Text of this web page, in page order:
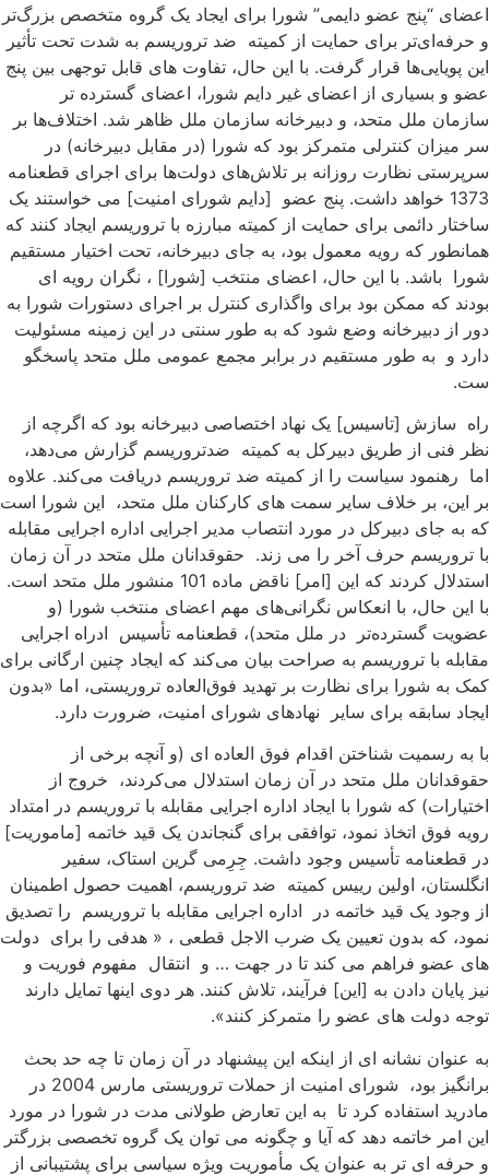
“پنج عضو دایمی” شورا برای ایجاد یک گروه متخصص بزرگ‌تر
حرفه‌ای‌تر برای حمایت از کمیته ضد تروریسم به شدت تحت تأثیر
پویایی‌ها قرار گرفت. با این حال، تفاوت های قابل توجهی بین پنج
و بسیاری از اعضای غیر دایم شورا، اعضای گسترده تر
ملل متحد، و دبیرخانه سازمان ملل ظاهر شد. اختلاف‌ها بر
میزان کنترلی متمرکز بود که شورا (در مقابل دبیرخانه) در
نظارت روزانه بر تلاش‌های دولت‌ها برای اجرای قطعنامه
1373 خواهد داشت. پنج عضو [دایم شورای امنیت] می خواستند یک
دائمی برای حمایت از کمیته مبارزه با تروریسم ایجاد کنند که
که رویه معمول بود، به جای دبیرخانه، تحت اختیار مستقیم
باشد. با این حال، اعضای منتخب [شورا] ، نگران رویه ای
که ممکن بود برای واگذاری کنترل بر اجرای دستورات شورا به
از دبیرخانه وضع شود که به طور سنتی در این زمینه مسئولیت
و به طور مستقیم در برابر مجمع عمومی ملل متحد پاسخگو
سازش [تاسیس] یک نهاد اختصاصی دبیرخانه بود که اگرچه از
فنی از طریق دبیرکل به کمیته ضدتروریسم گزارش می‌دهد،
رهنمود سیاست را از کمیته ضد تروریسم دریافت می‌کند. علاوه
این، بر خلاف سایر سمت های کارکنان ملل متحد، این شورا است
به جای دبیرکل در مورد انتصاب مدیر اجرایی اداره اجرایی مقابله
تروریسم حرف آخر را می زند. حقوقدانان ملل متحد در آن زمان
استدلال کردند که این [امر] ناقض ماده 101 منشور ملل متحد است.
این حال، با انعکاس نگرانی‌های مهم اعضای منتخب شورا (و
گسترده‌تر در ملل متحد)، قطعنامه تأسیس ادراه اجرایی
با تروریسم به صراحت بیان می‌کند که ایجاد چنین ارگانی برای
به شورا برای نظارت بر تهدید فوق‌العاده تروریستی، اما «بدون
سابقه برای سایر نهادهای شورای امنیت، ضرورت دارد.
به رسمیت شناختن اقدام فوق العاده ای (و آنچه برخی از
ملل متحد در آن زمان استدلال می‌کردند، خروج از
که شورا با ایجاد اداره اجرایی مقابله با تروریسم در امتداد
فوق اتخاذ نمود، توافقی برای گنجاندن یک قید خاتمه [ماموریت]
قطعنامه تأسیس وجود داشت. جِرِمی گرین استاک، سفیر
اولین رییس کمیته ضد تروریسم، اهمیت حصول اطمینان
وجود یک قید خاتمه در اداره اجرایی مقابله با تروریسم را تصدیق
که بدون تعیین یک ضرب الاجل قطعی ، « هدفی را برای دولت
عضو فراهم می کند تا در جهت … و انتقال مفهوم فوریت و
پایان دادن به [این] فرآیند، تلاش کنند. هر دوی اینها تمایل دارند
دولت های عضو را متمرکز کنند».
عنوان نشانه ای از اینکه این پیشنهاد در آن زمان تا چه حد بحث
برانگیز بود، شورای امنیت از حملات تروریستی مارس 2004 در
استفاده کرد تا به این تعارض طولانی مدت در شورا در مورد
امر خاتمه دهد که آیا و چگونه می توان یک گروه تخصصی بزرگتر
حرفه ای تر به عنوان یک مأموریت ویژه سیاسی برای پشتیبانی از